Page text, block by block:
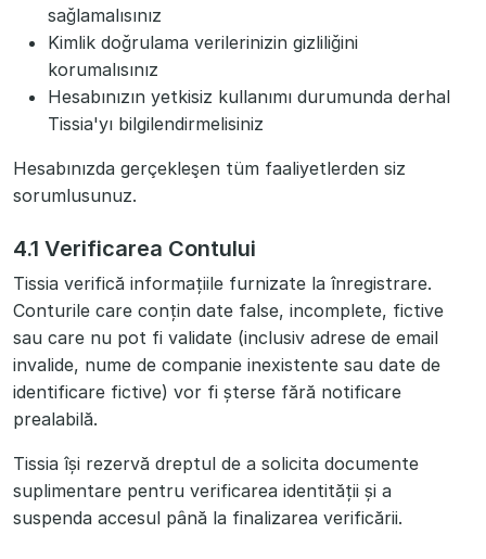
sağlamalısınız
Kimlik doğrulama verilerinizin gizliliğini
korumalısınız
Hesabınızın yetkisiz kullanımı durumunda derhal
Tissia'yı bilgilendirmelisiniz
Hesabınızda gerçekleşen tüm faaliyetlerden siz
sorumlusunuz.
4.1 Verificarea Contului
Tissia verifică informațiile furnizate la înregistrare.
Conturile care conțin date false, incomplete, fictive
sau care nu pot fi validate (inclusiv adrese de email
invalide, nume de companie inexistente sau date de
identificare fictive) vor fi șterse fără notificare
prealabilă.
Tissia își rezervă dreptul de a solicita documente
suplimentare pentru verificarea identității și a
suspenda accesul până la finalizarea verificării.